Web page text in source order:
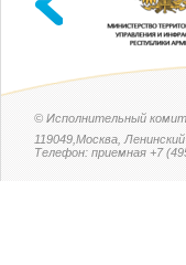
© Исполнительный
119049,Москва,
Телефон: приемная +7